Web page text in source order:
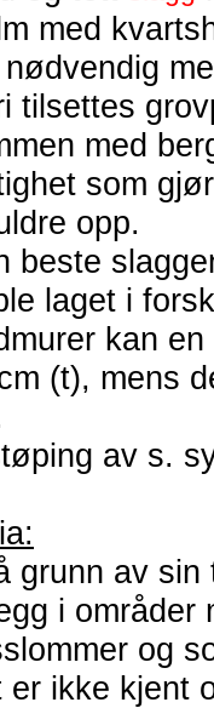
med
tilsettes
med
som
opp.
beste
laget i
kan
(t), mens
av s.
grunn av
i områder
og
er ikke kjent